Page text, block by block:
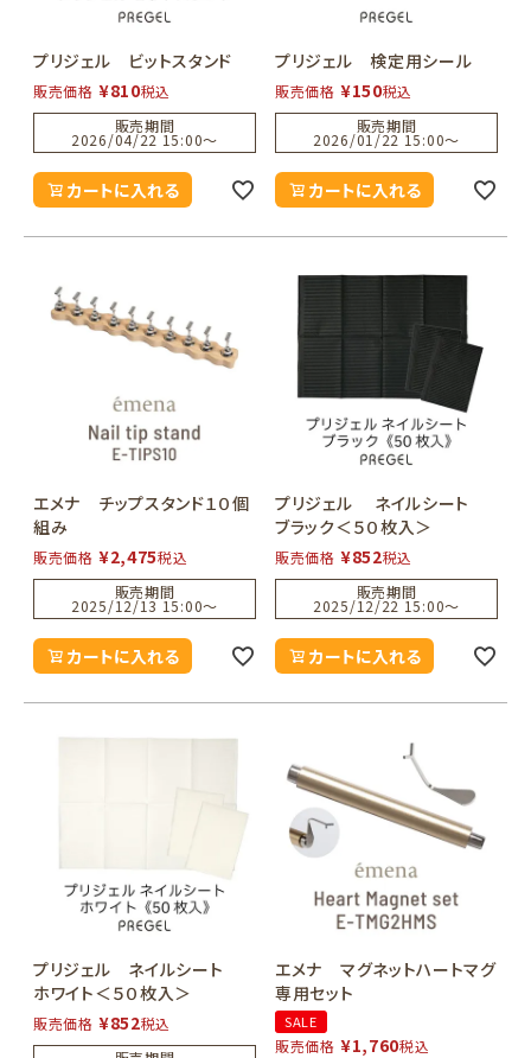
プリジェル ビットスタンド
販売価格 ¥810税込
販売期間
2026/04/22 15:00〜
カートに入れる
プリジェル 検定用シール
販売価格 ¥150税込
販売期間
2026/01/22 15:00〜
カートに入れる
エメナ チップスタンド１０個
組み
販売価格 ¥2,475税込
販売期間
2025/12/13 15:00〜
カートに入れる
プリジェル ネイルシート
ブラック＜５０枚入＞
販売価格 ¥852税込
販売期間
2025/12/22 15:00〜
カートに入れる
プリジェル ネイルシート
ホワイト＜５０枚入＞
販売価格 ¥852税込
エメナ マグネットハートマグ
専用セット
SALE
販売価格 ¥1,760税込